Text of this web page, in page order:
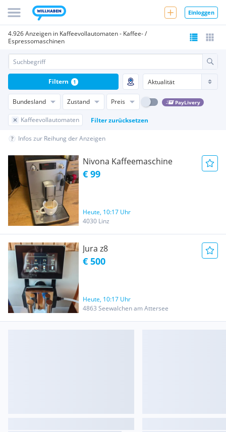
Einloggen
4.926 Anzeigen in Kaffeevollautomaten - Kaffee- /
Espressomaschinen
Bundesland Zustand Preis PayLivery
Kaffeevollautomaten Filter zurücksetzen
Filtern 1
Infos zur Reihung der Anzeigen
Nivona Kaffeemaschine
€ 99
Heute, 10:17 Uhr
4030 Linz
Jura z8
€ 500
Heute, 10:17 Uhr
4863 Seewalchen am Attersee